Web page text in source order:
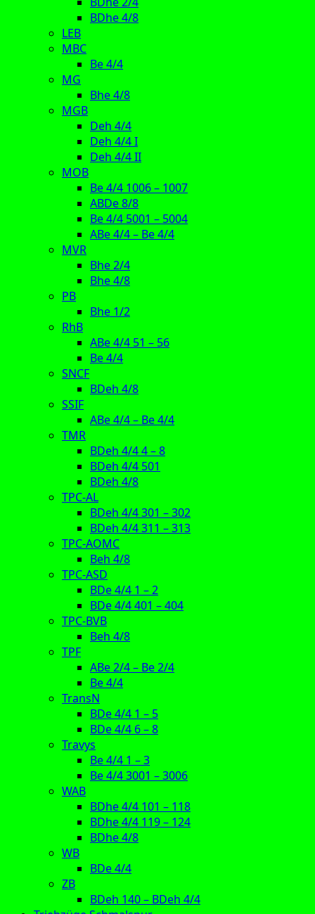
BDhe 4/8
LEB
MBC
Be 4/4
MG
Bhe 4/8
MGB
Deh 4/4
Deh 4/4 I
Deh 4/4 II
MOB
Be 4/4 1006 – 1007
ABDe 8/8
Be 4/4 5001 – 5004
ABe 4/4 – Be 4/4
MVR
Bhe 2/4
Bhe 4/8
PB
Bhe 1/2
RhB
ABe 4/4 51 – 56
Be 4/4
SNCF
BDeh 4/8
SSIF
ABe 4/4 – Be 4/4
TMR
BDeh 4/4 4 – 8
BDeh 4/4 501
BDeh 4/8
TPC-AL
BDeh 4/4 301 – 302
BDeh 4/4 311 – 313
TPC-AOMC
Beh 4/8
TPC-ASD
BDe 4/4 1 – 2
BDe 4/4 401 – 404
TPC-BVB
Beh 4/8
TPF
ABe 2/4 – Be 2/4
Be 4/4
TransN
BDe 4/4 1 – 5
BDe 4/4 6 – 8
Travys
Be 4/4 1 – 3
Be 4/4 3001 – 3006
WAB
BDhe 4/4 101 – 118
BDhe 4/4 119 – 124
BDhe 4/8
WB
BDe 4/4
ZB
BDeh 140 – BDeh 4/4